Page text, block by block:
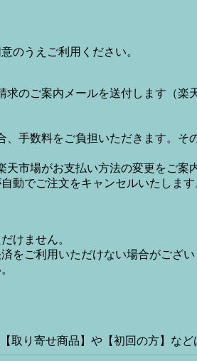
のうえご利用ください。
のご案内メールを送付します（楽
手数料をご負担いただきます。
市場がお支払い方法の変更をご案
動でご注文をキャンセルいたします
けません。
をご利用いただけない場合がござい
り寄せ商品】や【初回の方】な